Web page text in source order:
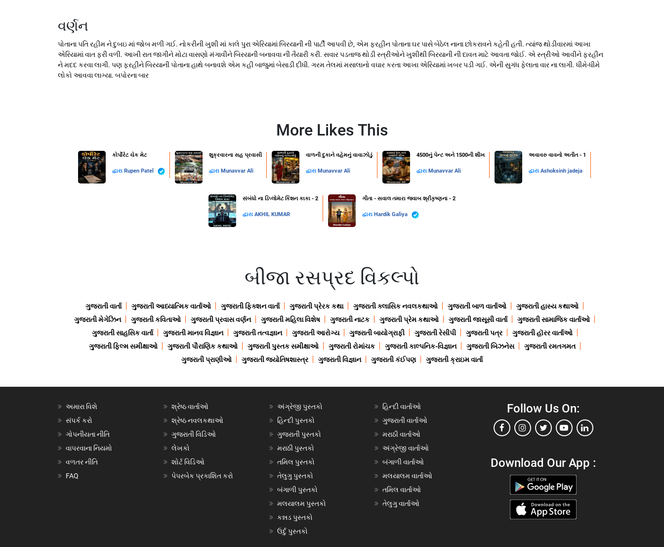
વર્ણન
પોતાના પતિ રહીમ ને દુબઇ માં જોબ મળી ગઈ. નોકરીની ખુશી માં કાલે પુરા એરિયામાં બિરયાની ની પાર્ટી આપવી છે, એમ ફરહીન પોતાના ઘર પાસે બેઠેલ નાના છોકરાવને કહેતી હતી. ત્યાંજ થોડીવારમાં આખા
એરિયામાં વાત ફરી વળી. આખી રાત જાગીને મોટા વાસણો મંગાવીને બિરયાની બનાવવા ની તૈયારી કરી. સવાર પડતાજ થોડી સ્ત્રીઓને ખુશીથી બિરયાની ની દાવત માટે આવતા જોઈ. એ સ્ત્રીઓ આવીને ફરહીન
ને મદદ કરવા લાગી. પણ ફરહીને બિરયાની પોતાના હાથે બનાવશે એમ કહી બાજુમાં બેસાડી દીધી. ગરમ તેલમાં મસાલાનો વઘાર કરતા આખા એરિયામાં ખબર પડી ગઈ. એની સુગંધ ફેલાતા વાર ના લાગી. ધીમે-ધીમે
લોકો આવવા લાગ્યા. બપોરના બાર
More Likes This
કોર્પોરેટ ચેક મેટ
દ્વારા Rupen Patel
શુક્રવારના સહ પ્રવાસી
દ્વારા Munavvar Ali
વાળની દુકાને વહેમનું વાવાઝોડું
દ્વારા Munavvar Ali
4500નું પેન્ટ અને 1500ની શીખ
દ્વારા Munavvar Ali
અવાવરુ વાવનો અતીત - 1
દ્વારા Ashoksinh jadeja
સંબંધો ના ડિપ્લોમેટ કિશન કાકા - 2
દ્વારા AKHIL KUMAR
ગીતા - સવાલ તમારા જવાબ શ્રીકૃષ્ણના - 2
દ્વારા Hardik Galiya
બીજા રસપ્રદ વિકલ્પો
ગુજરાતી વાર્તા ગુજરાતી આધ્યાત્મિક વાર્તાઓ ગુજરાતી ફિક્શન વાર્તા ગુજરાતી પ્રેરક કથા ગુજરાતી ક્લાસિક નવલકથાઓ ગુજરાતી બાળ વાર્તાઓ
ગુજરાતી હાસ્ય કથાઓ
ગુજરાતી મેગેઝિન
ગુજરાતી કવિતાઓ ગુજરાતી પ્રવાસ વર્ણન ગુજરાતી મહિલા વિશેષ ગુજરાતી નાટક ગુજરાતી પ્રેમ કથાઓ ગુજરાતી જાસૂસી વાર્તા
ગુજરાતી સામાજિક વાર્તાઓ
ગુજરાતી સાહસિક વાર્તા
ગુજરાતી માનવ વિજ્ઞાન ગુજરાતી તત્વજ્ઞાન ગુજરાતી આરોગ્ય ગુજરાતી બાયોગ્રાફી ગુજરાતી રેસીપી ગુજરાતી પત્ર
ગુજરાતી હૉરર વાર્તાઓ
ગુજરાતી ફિલ્મ સમીક્ષાઓ
ગુજરાતી પૌરાણિક કથાઓ ગુજરાતી પુસ્તક સમીક્ષાઓ ગુજરાતી રોમાંચક ગુજરાતી કાલ્પનિક-વિજ્ઞાન ગુજરાતી બિઝનેસ
ગુજરાતી રમતગમત
ગુજરાતી પ્રાણીઓ
ગુજરાતી જ્યોતિષશાસ્ત્ર ગુજરાતી વિજ્ઞાન ગુજરાતી કંઈપણ ગુજરાતી ક્રાઇમ વાર્તા
અમારા વિશે
સંપર્ક કરો
ગોપનીયતા નીતિ
વાપરવાના નિયમો
વળતર નીતિ
FAQ
શ્રેષ્ઠ વાર્તાઓ
શ્રેષ્ઠ નવલકથાઓ
ગુજરાતી વિડિઓ
લેખકો
શોર્ટ વિડિઓ
પેપરબેક પ્રકાશિત કરો
અંગ્રેજી પુસ્તકો
હિન્દી પુસ્તકો
ગુજરાતી પુસ્તકો
મરાઠી પુસ્તકો
તમિલ પુસ્તકો
તેલુગુ પુસ્તકો
બંગાળી પુસ્તકો
મલયાલમ પુસ્તકો
કન્નડ પુસ્તકો
ઉર્દુ પુસ્તકો
હિન્દી વાર્તાઓ
ગુજરાતી વાર્તાઓ
મરાઠી વાર્તાઓ
અંગ્રેજી વાર્તાઓ
બંગાળી વાર્તાઓ
મલયાલમ વાર્તાઓ
તમિલ વાર્તાઓ
તેલુગુ વાર્તાઓ
Follow Us On:
Download Our App :